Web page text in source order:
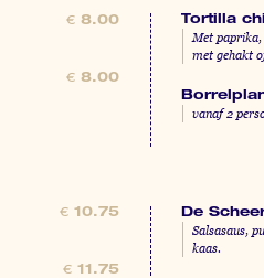
€ 8.00
€ 8.00
Tortilla
Met paprika,
met gehakt
vanaf 2
€ 10.75
€ 11.75
De
Salsasaus,
kaas.